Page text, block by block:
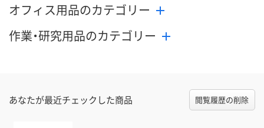
オフィス用品のカテゴリー
作業・研究用品のカテゴリー
あなたが最近チェックした商品 閲覧履歴の削除